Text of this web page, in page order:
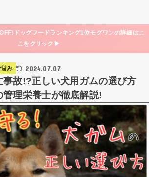
ドッグフードランキング1位モグワンの詳細はこ
こをクリック▶
み 2024.07.07
事故!?正しい犬用ガムの選び方
管理栄養士が徹底解説!